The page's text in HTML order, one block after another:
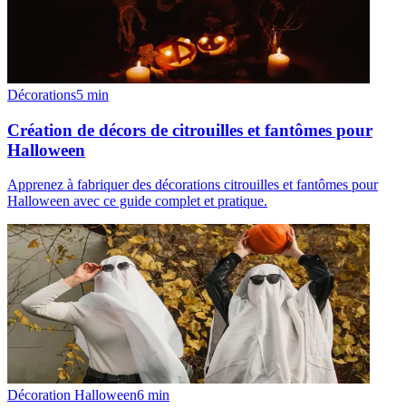
Décorations5 min
Création de décors de citrouilles et fantômes pour
Halloween
Apprenez à fabriquer des décorations citrouilles et fantômes pour
Halloween avec ce guide complet et pratique.
Décoration Halloween6 min